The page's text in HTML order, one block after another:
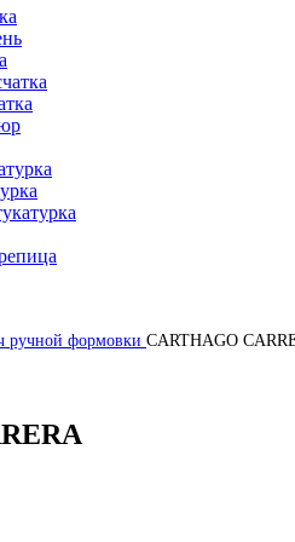
ручной формовки CARTHAGO